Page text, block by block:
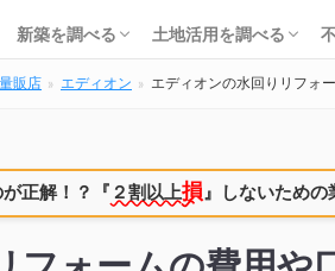
る
る
べる
新築を調べる
基礎知識・費用を調べる
建築会社・工務店を調べる
家の解体を調べる
土地購入を調べる
住宅ローンを調べる
土地活用を調べる
基礎知識を調べる
土地活用会社を調べる
利回り・初期費用を調
販店 エディオン エディオンの水回りリフォ
正解！？ 『 ２割以上損』しないための
る
る
べる基礎知識・費用を調べる
建築会社・工務店を調べる
家の解体を調べる
土地購入を調べる
住宅ローンを調べる基礎知識を調べる
土地活用会社を調べる
利回り・初期費用を調